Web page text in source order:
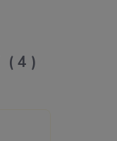
4